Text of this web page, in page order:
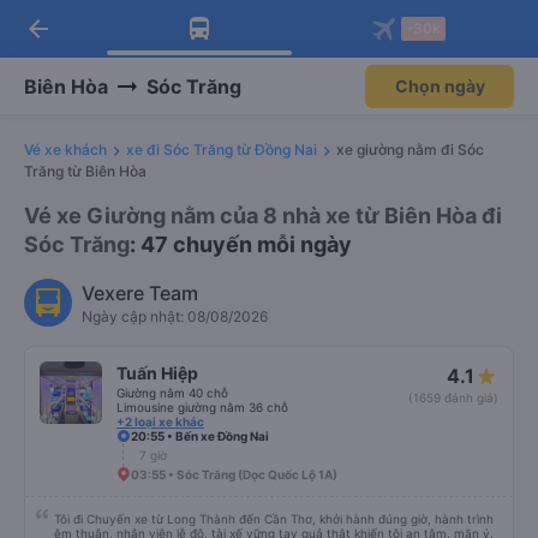
Tải app Vexere ngay!
Nhận ưu đãi thành viên độc
Mở app
Tải app Vexere
-30k/ghế khi đặt vé máy bay qua
Mở app
arrow_back
Biên Hòa Sóc Trăng Chọn ngày
Vé xe khách xe đi Sóc Trăng từ Đồng Nai
xe giường nằm đi Sóc
Trăng từ Biên Hòa
Vé xe Giường nằm của 8 nhà xe từ Biên Hòa đi
Sóc Trăng: 47 chuyến mỗi ngày
Vexere Team
Ngày cập nhật: 08/08/2026
Tuấn Hiệp
Giường nằm 40 chỗ
Limousine giường nằm 36 chỗ
+2 loại xe khác
4.1
(1659 đánh giá)
20:55 • Bến xe Đồng Nai
7 giờ
03:55 • Sóc Trăng (Dọc Quốc Lộ 1A)
Tôi đi Chuyến xe từ Long Thành đến Cần Thơ, khởi hành đúng giờ, hành trình
êm thuận, nhân viên lễ độ, tài xế vững tay quả thật khiến tôi an tâm, mãn ý.